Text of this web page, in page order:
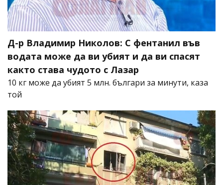
Д-р Владимир Николов: С фентанил във
водата може да ви убият и да ви спасят
както става чудото с Лазар
10 кг може да убият 5 млн. българи за минути, каза
той